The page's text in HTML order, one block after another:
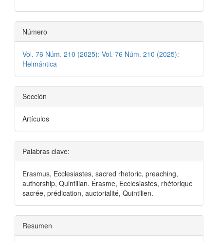
Número
Vol. 76 Núm. 210 (2025): Vol. 76 Núm. 210 (2025):
Helmántica
Sección
Artículos
Palabras clave:
Erasmus, Ecclesiastes, sacred rhetoric, preaching,
authorship, Quintilian. Érasme, Ecclesiastes, rhétorique
sacrée, prédication, auctorialité, Quintilien.
Resumen